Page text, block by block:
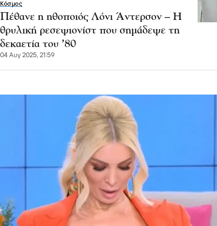
Κόσμος
Πέθανε η ηθοποιός Λόνι Άντερσον – Η
θρυλική ρεσεψιονίστ που σημάδεψε τη
δεκαετία του ’80
04 Αυγ 2025, 21:59